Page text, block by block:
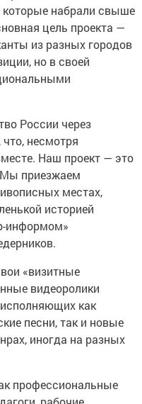
которые набрали свыше
цель проекта —
из разных городов
но в своей
России через
несмотря
Наш проект — это
Мы приезжаем
местах,
историей
информом»
«визитные
видеоролики
как
песни, так и новые
иногда на разных
профессиональные